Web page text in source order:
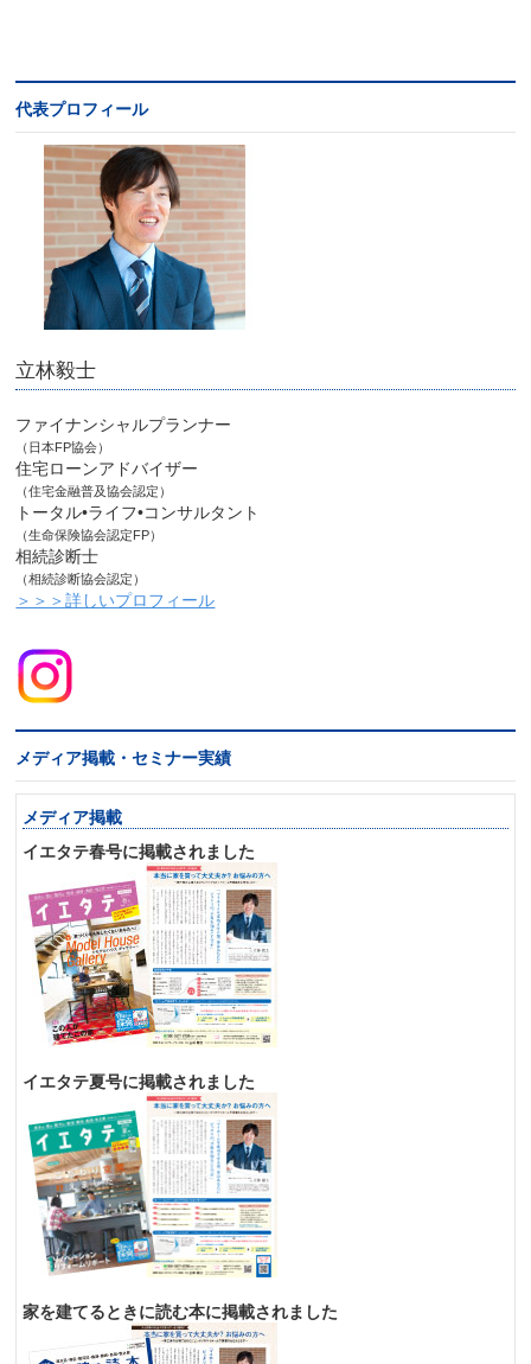
代表プロフィール
立林毅士
ファイナンシャルプランナー
（日本FP協会）
住宅ローンアドバイザー
（住宅金融普及協会認定）
トータル•ライフ•コンサルタント
（生命保険協会認定FP）
相続診断士
（相続診断協会認定）
＞＞＞詳しいプロフィール
メディア掲載・セミナー実績
メディア掲載
イエタテ春号に掲載されました
イエタテ夏号に掲載されました
家を建てるときに読む本に掲載されました